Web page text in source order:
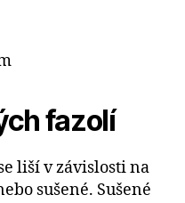
fazolí
liší v závislosti na
sušené. Sušené